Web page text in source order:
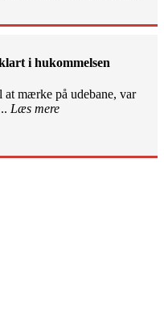
i hukommelsen
at mærke på udebane, var
Læs mere